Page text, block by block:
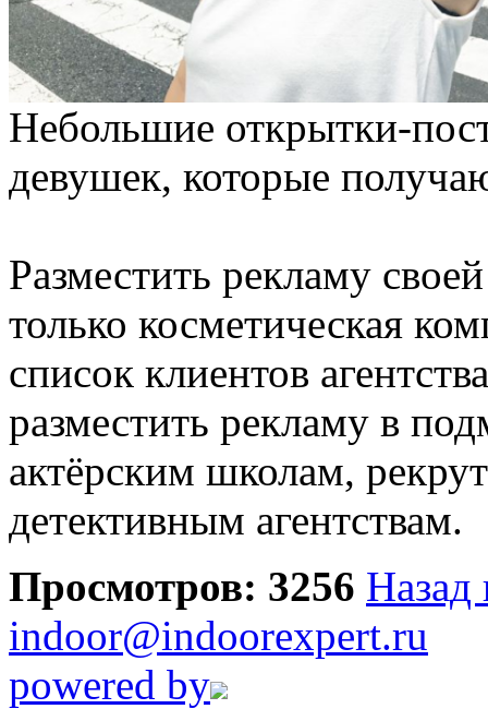
Небольшие открытки-
девушек, которые
Разместить рекламу
только косметическая
список клиентов
разместить рекламу в
актёрским школам,
детективным агентствам.
Просмотров: 3256 Назад
indoor@indoorexpert.ru
powered by